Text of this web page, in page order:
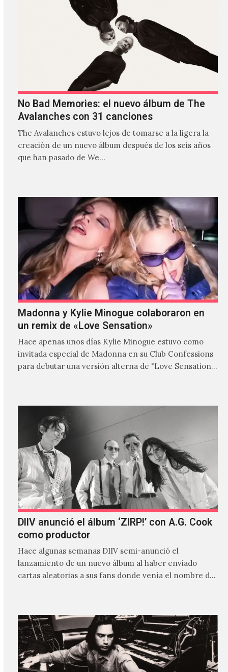
No Bad Memories: el nuevo álbum de The
Avalanches con 31 canciones
The Avalanches estuvo lejos de tomarse a la ligera la
creación de un nuevo álbum después de los seis años
que han pasado de We…
Madonna y Kylie Minogue colaboraron en
un remix de «Love Sensation»
Hace apenas unos días Kylie Minogue estuvo como
invitada especial de Madonna en su Club Confessions
para debutar una versión alterna de "Love Sensation",
DIIV anunció el álbum ‘ZIRP!’ con A.G. Cook
como productor
Hace algunas semanas DIIV semi-anunció el
lanzamiento de un nuevo álbum al haber enviado
cartas aleatorias a sus fans donde venía el nombre de